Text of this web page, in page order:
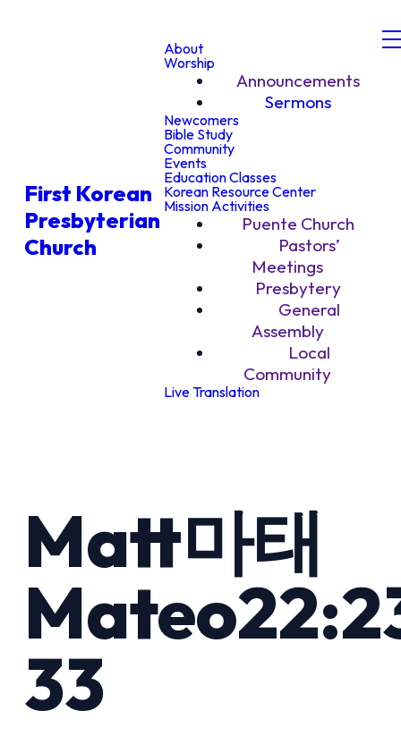
First Korean
Presbyterian
Church
About
Worship
Announcements
Sermons
Newcomers
Bible Study
Community
Events
Education Classes
Korean Resource Center
Mission Activities
Puente Church
Pastors’
Meetings
Presbytery
General
Assembly
Local
Community
Live Translation
Matt마태
33